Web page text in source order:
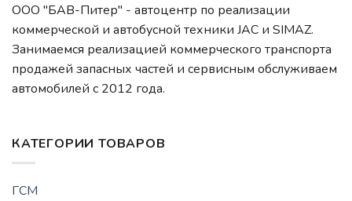
ООО "БАВ-Питер" - автоцентр по реализации
коммерческой и автобусной техники JAC и SIMAZ.
Занимаемся реализацией коммерческого транспорта
продажей запасных частей и сервисным обслуживаем
автомобилей c 2012 года.
КАТЕГОРИИ ТОВАРОВ
ГСМ